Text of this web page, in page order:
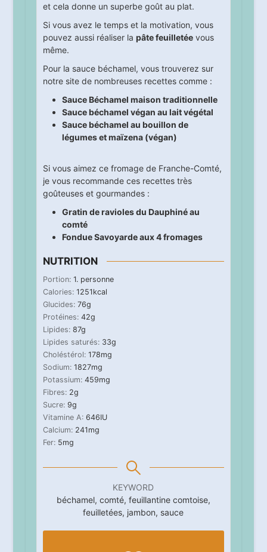
et cela donne un superbe goût au plat.
Si vous avez le temps et la motivation, vous
pouvez aussi réaliser la pâte feuilletéevous
même.
Pour la sauce béchamel, vous trouverez sur
notre site de nombreuses recettes comme :
Sauce Béchamel maison traditionnelle
Sauce béchamel végan au lait végétal
Sauce béchamel au bouillon de
légumes et maïzena (végan)
Si vous aimez ce fromage de Franche-Comté,
je vous recommande ces recettes très
goûteuses et gourmandes :
Gratin de ravioles du Dauphiné au
comté
Fondue Savoyarde aux 4 fromages
NUTRITION
Portion: 1. personne
Calories: 1251kcal
Glucides: 76g
Protéines: 42g
Lipides: 87g
Lipides saturés: 33g
Choléstérol: 178mg
Sodium: 1827mg
Potassium: 459mg
Fibres: 2g
Sucre: 9g
Vitamine A: 646IU
Calcium: 241mg
Fer: 5mg
KEYWORD
béchamel, comté, feuillantine comtoise,
feuilletées, jambon, sauce